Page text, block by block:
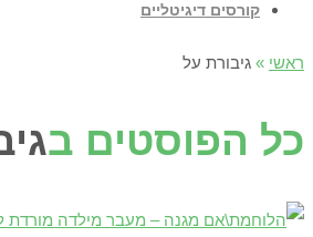
קורסים דיגיטליים
ראשי » גיבורת על
כל הפוסטים ב